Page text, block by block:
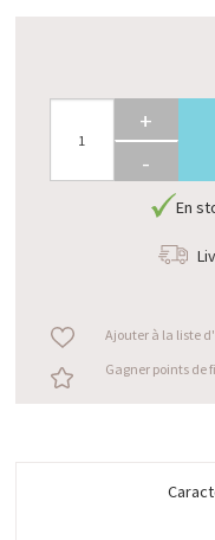
+
-
En
Ajouter à la liste
Gagner points de